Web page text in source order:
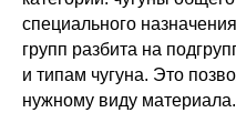
специального
групп разбита на
и типам чугуна. Это
нужному виду материала.